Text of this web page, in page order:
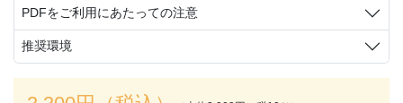
PDFをご利用にあたっての注意
推奨環境